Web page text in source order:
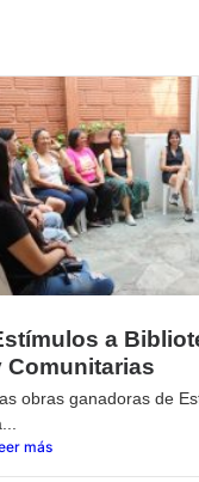
a
Comunitarias
obras ganadoras de
más